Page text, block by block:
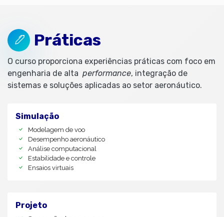
Práticas
O curso proporciona experiências práticas com foco em
engenharia de alta performance, integração de
sistemas e soluções aplicadas ao setor aeronáutico.
Simulação
Modelagem de voo
Desempenho aeronáutico
Análise computacional
Estabilidade e controle
Ensaios virtuais
Projeto